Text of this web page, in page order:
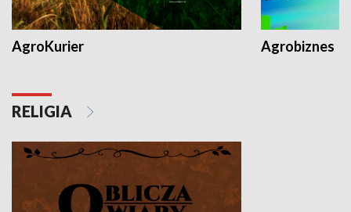
AgroKurier Agrobiznes
RELIGIA